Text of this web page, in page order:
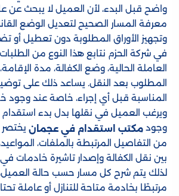
واضح قبل البدء، لأن العميل لا يبحث عن
معرفة المسار الصحيح لتعديل الوضع
وتجهيز الأوراق المطلوبة دون تعطيل أو
في شركة الحزم نتابع هذا النوع من
العاملة الحالية، وضع الكفالة، مدة
المطلوب بعد النقل. يساعد ذلك على
المناسبة قبل أي إجراء، خاصة عند وجود
ويرغب العميل في نقلها بدل بدء
وجود مكتب استقدام في عجمان يختصر
من التفاصيل المرتبطة بالملفات،
بين نقل الكفالة وإصدار تاشيرة خادمات
لذلك يتم شرح كل مسار حسب حالة
مرتبطًا بخادمة متاحة للتنازل أو عاملة